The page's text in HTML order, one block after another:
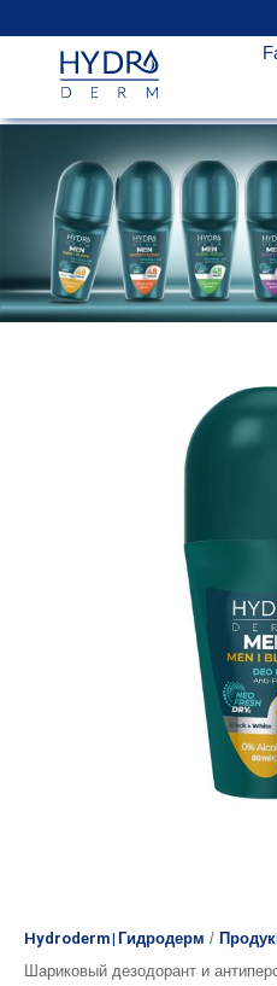
Hydroderm | Гидродерм /
Шариковый дезодорант и